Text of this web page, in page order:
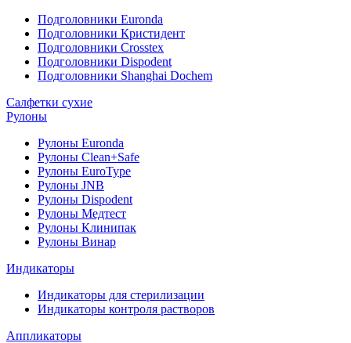
Подголовники Euronda
Подголовники Кристидент
Подголовники Crosstex
Подголовники Dispodent
Подголовники Shanghai Dochem
Салфетки сухие
Рулоны
Рулоны Euronda
Рулоны Clean+Safe
Рулоны EuroType
Рулоны JNB
Рулоны Dispodent
Рулоны Медтест
Рулоны Клинипак
Рулоны Винар
Индикаторы
Индикаторы для стерилизации
Индикаторы контроля растворов
Аппликаторы